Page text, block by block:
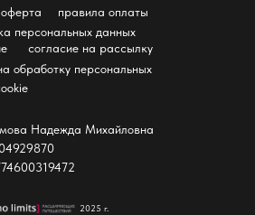
согласие на рассылку
обработку персональных
персональных данных
правила оплаты
2025 г.
Надежда Михайловна